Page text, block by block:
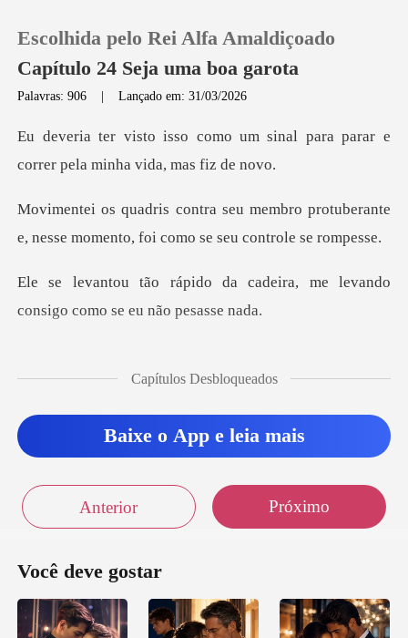
0
Histórico
Escolhida pelo Rei Alfa Amaldiçoado
Capítulo 24 Seja uma boa garota
Palavras: 906 |Lançado em: 31/03/2026
um sinal para parar e
correr pe
bro protuberante
e, nesse momento, f
cadeira, me levando
consigo
Capítulos Desbloqueados
Baixe o App e leia mais
Anterior Próximo
Você deve gostar